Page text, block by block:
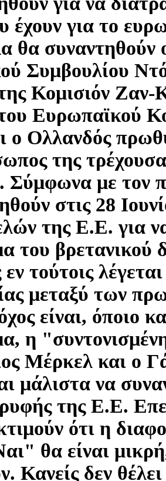
έχουν για το
θα συναντηθούν
Συμβουλίου
Κομισιόν Ζαν-
Ευρωπαϊκού
ο Ολλανδός
της
Σύμφωνα με τον
στις 28
της Ε.Ε. για
του βρετανικού
τούτοις
μεταξύ των
είναι, όποιο
η
Μέρκελ και ο
μάλιστα να
της Ε.Ε.
ότι η
θα είναι
Κανείς δεν